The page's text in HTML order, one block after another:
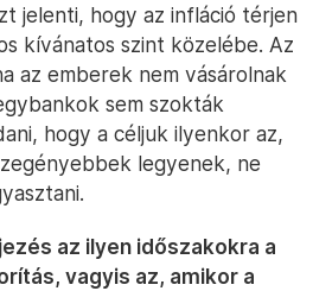
jelenti, hogy az infláció térjen
kívánatos szint közelébe. Az
az emberek nem vásárolnak
sem szokták
hogy a céljuk ilyenkor az,
legyenek, ne
az ilyen időszakokra a
vagyis az, amikor a